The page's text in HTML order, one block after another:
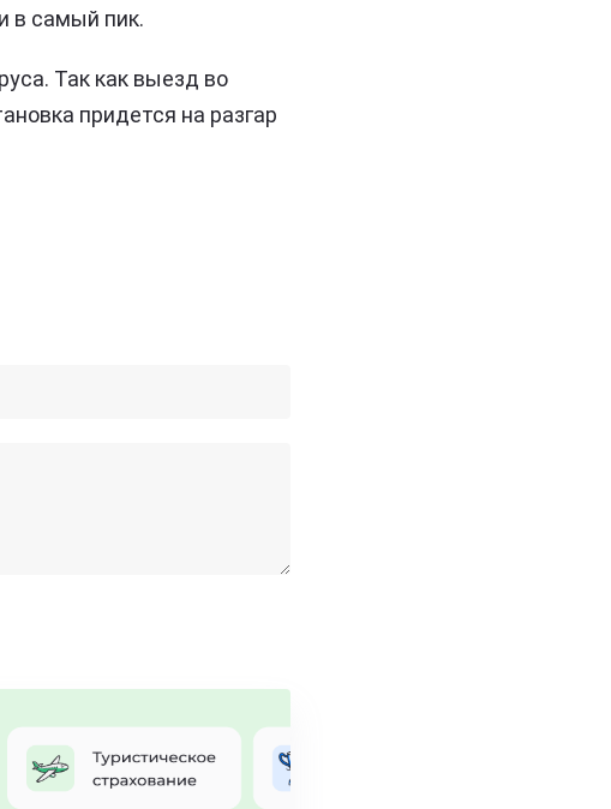
в самый пик.
Так как выезд во
придется на разгар